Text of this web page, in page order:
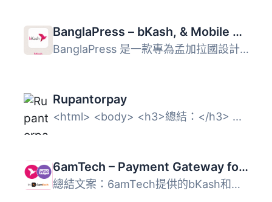
BanglaPress – bKash, & Mobile Payment with Order Tracking & Invoice & Shipping Label Printing for WooCommerce
BanglaPress 是一款專為孟加拉國設計的 WooCommerce 付款與訂...
Rupantorpay
<html> <body> <h3>總結：</h3> ...
6amTech – Payment Gateway for bKash and WC
總結文案：6amTech提供的bKash和WooCommerce付款網關是孟加拉...